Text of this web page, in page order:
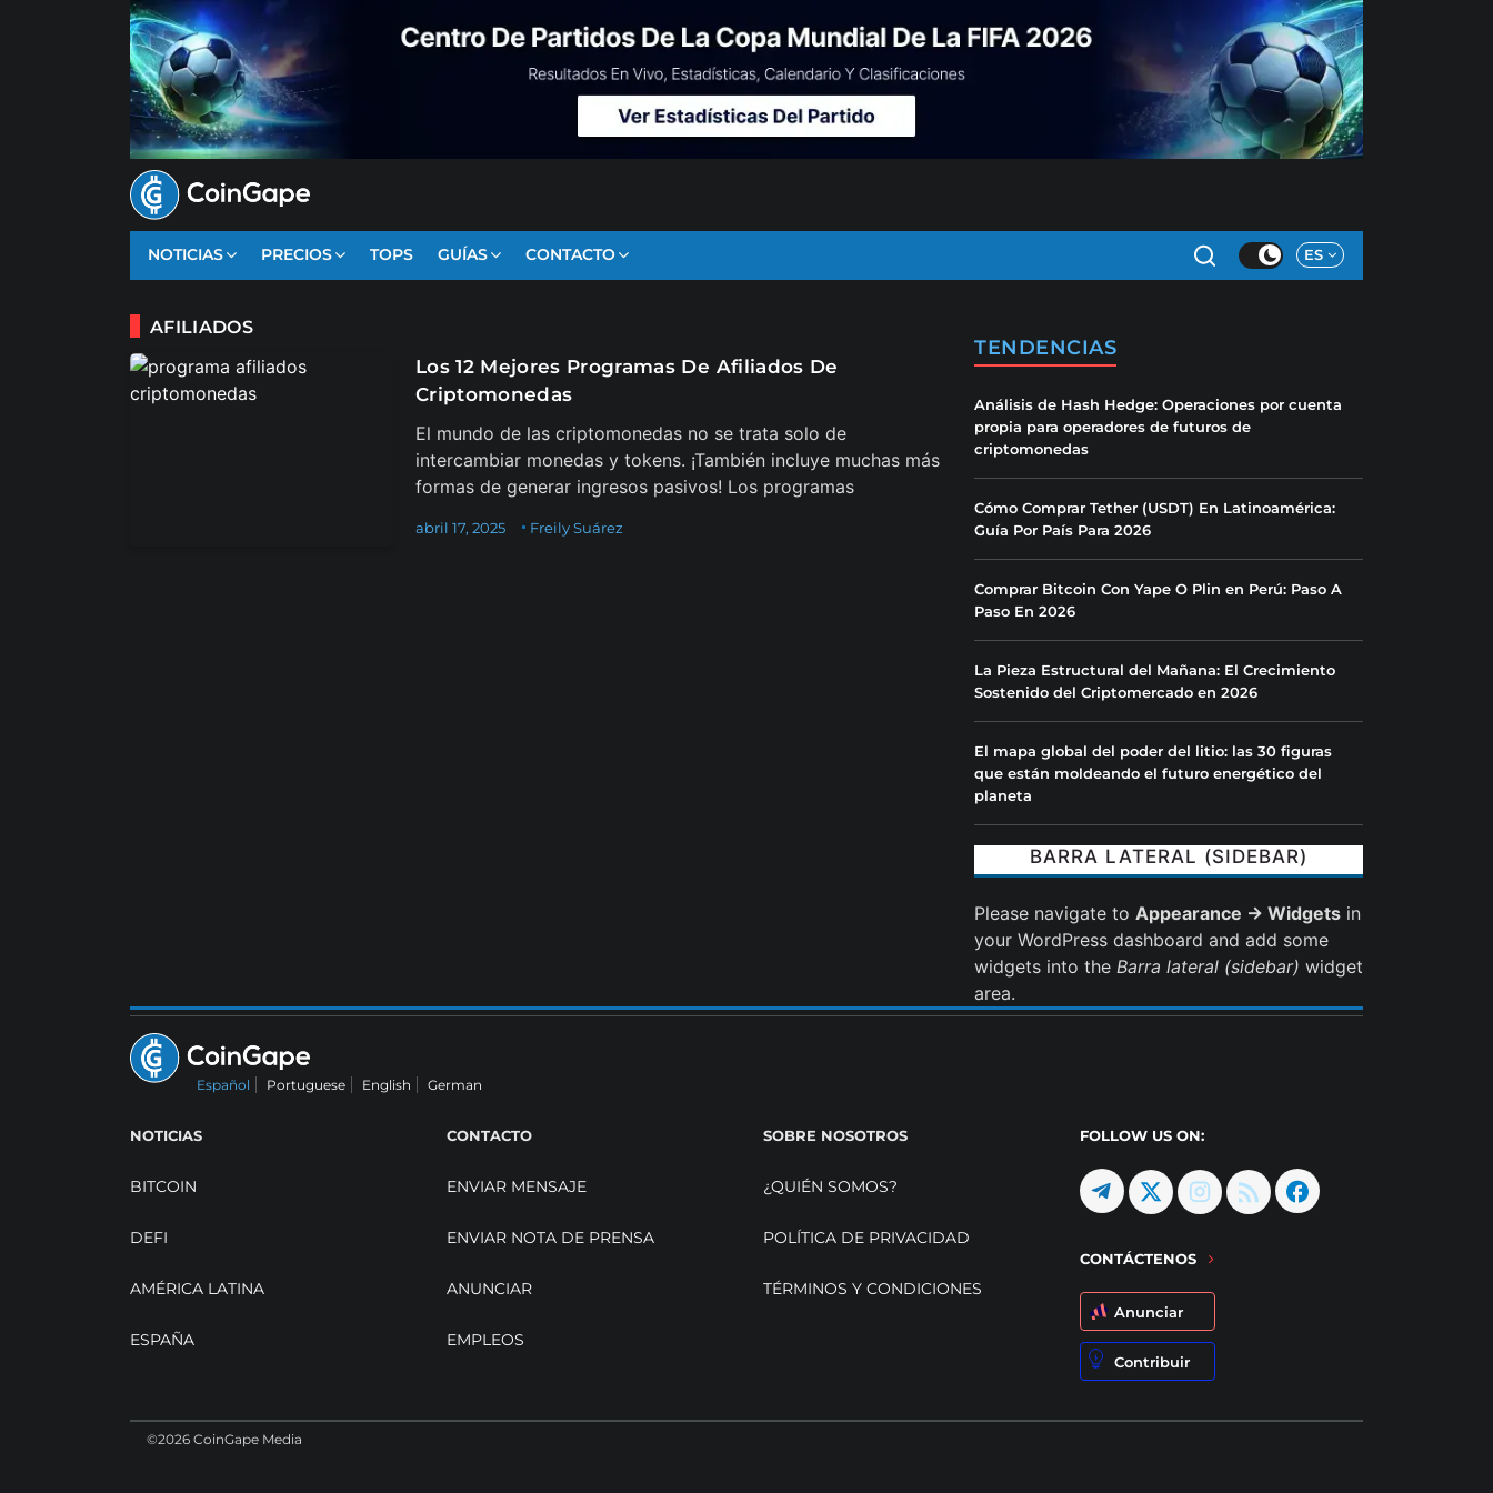
NOTICIAS PRECIOS TOPS GUÍAS CONTACTO ES
AFILIADOS
Los 12 Mejores Programas De Afiliados De
Criptomonedas
El mundo de las criptomonedas no se trata solo de
intercambiar monedas y tokens. ¡También incluye muchas más
formas de generar ingresos pasivos! Los programas
Freily Suárez
abril 17, 2025
TENDENCIAS
Análisis de Hash Hedge: Operaciones por cuenta
propia para operadores de futuros de
criptomonedas
Cómo Comprar Tether (USDT) En Latinoamérica:
Guía Por País Para 2026
Comprar Bitcoin Con Yape O Plin en Perú: Paso A
Paso En 2026
La Pieza Estructural del Mañana: El Crecimiento
Sostenido del Criptomercado en 2026
El mapa global del poder del litio: las 30 figuras
que están moldeando el futuro energético del
planeta
BARRA LATERAL (SIDEBAR)
Please navigate to Appearance → Widgets in
your WordPress dashboard and add some
widgets into the Barra lateral (sidebar) widget
area.
Español Portuguese English German
NOTICIAS
BITCOIN
DEFI
AMÉRICA LATINA
ESPAÑA
CONTACTO
ENVIAR MENSAJE
ENVIAR NOTA DE PRENSA
ANUNCIAR
EMPLEOS
SOBRE NOSOTROS
¿QUIÉN SOMOS?
POLÍTICA DE PRIVACIDAD
TÉRMINOS Y CONDICIONES
FOLLOW US ON:
CONTÁCTENOS
Anunciar
Contribuir
©2026 CoinGape Media